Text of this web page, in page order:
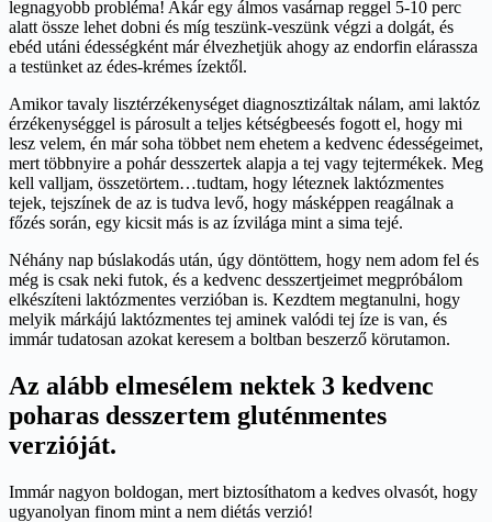
legnagyobb probléma! Akár egy álmos vasárnap reggel 5-10 perc
alatt össze lehet dobni és míg teszünk-veszünk végzi a dolgát, és
ebéd utáni édességként már élvezhetjük ahogy az endorfin elárassza
a testünket az édes-krémes ízektől.
Amikor tavaly lisztérzékenységet diagnosztizáltak nálam, ami laktóz
érzékenységgel is párosult a teljes kétségbeesés fogott el, hogy mi
lesz velem, én már soha többet nem ehetem a kedvenc édességeimet,
mert többnyire a pohár desszertek alapja a tej vagy tejtermékek. Meg
kell valljam, összetörtem…tudtam, hogy léteznek laktózmentes
tejek, tejszínek de az is tudva levő, hogy másképpen reagálnak a
főzés során, egy kicsit más is az ízvilága mint a sima tejé.
Néhány nap búslakodás után, úgy döntöttem, hogy nem adom fel és
még is csak neki futok, és a kedvenc desszertjeimet megpróbálom
elkészíteni laktózmentes verzióban is. Kezdtem megtanulni, hogy
melyik márkájú laktózmentes tej aminek valódi tej íze is van, és
immár tudatosan azokat keresem a boltban beszerző körutamon.
Az alább elmesélem nektek 3 kedvenc
poharas desszertem gluténmentes
verzióját.
Immár nagyon boldogan, mert biztosíthatom a kedves olvasót, hogy
ugyanolyan finom mint a nem diétás verzió!